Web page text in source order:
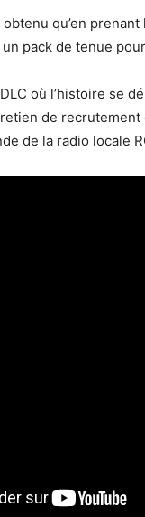
qu’en
pack de tenue
où l’histoire se
de
de la radio locale